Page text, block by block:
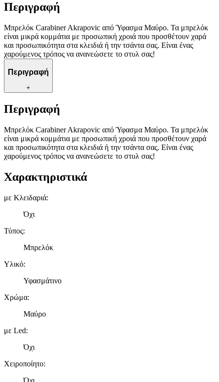
Περιγραφή
Μπρελόκ Carabiner Akrapovic από Ύφασμα Μαύρο. Τα μπρελόκ
είναι μικρά κομμάτια με προσωπική χροιά που προσθέτουν χαρά
και προσωπικότητα στα κλειδιά ή την τσάντα σας. Είναι ένας
χαρούμενος τρόπος να ανανεώσετε το στυλ σας!
Περιγραφή
+
Περιγραφή
Μπρελόκ Carabiner Akrapovic από Ύφασμα Μαύρο. Τα μπρελόκ
είναι μικρά κομμάτια με προσωπική χροιά που προσθέτουν χαρά
και προσωπικότητα στα κλειδιά ή την τσάντα σας. Είναι ένας
χαρούμενος τρόπος να ανανεώσετε το στυλ σας!
Χαρακτηριστικά
με Κλειδαριά:
Όχι
Τύπος:
Μπρελόκ
Υλικό:
Υφασμάτινο
Χρώμα:
Μαύρο
με Led:
Όχι
Χειροποίητο:
Όχι